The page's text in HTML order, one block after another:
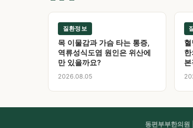
질환정보
목 이물감과 가슴 타는 통증,
역류성식도염 원인은 위산에
만 있을까요?
2026.08.05
동편부부한의원